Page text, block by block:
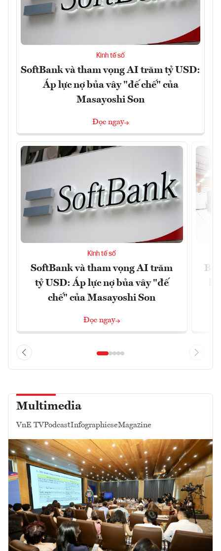
Kinh tế số
SoftBank và tham vọng AI trăm tỷ USD:
Áp lực nợ bủa vây "đế chế" của
Masayoshi Son
Đọc ngay
Kinh tế số
SoftBank và tham vọng AI trăm
tỷ USD: Áp lực nợ bủa vây "đế
chế" của Masayoshi Son
Đọc ngay
Multimedia
VnE TVPodcastInfographicseMagazine